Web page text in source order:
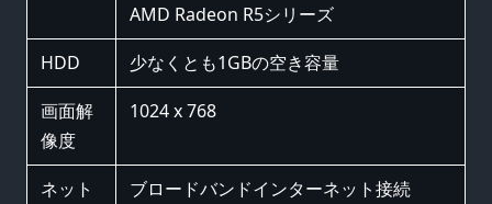
AMD Radeon R5シリーズ
HDD
少なくとも1GBの空き容量
画面解
像度
1024 x 768
ネット
ブロードバンドインターネット接続